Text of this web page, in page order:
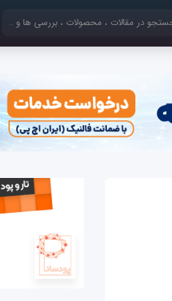
کلیدی خود را وارد کنید